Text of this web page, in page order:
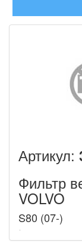
Артикул:
Фильтр
VOLVO
S80 (07-)